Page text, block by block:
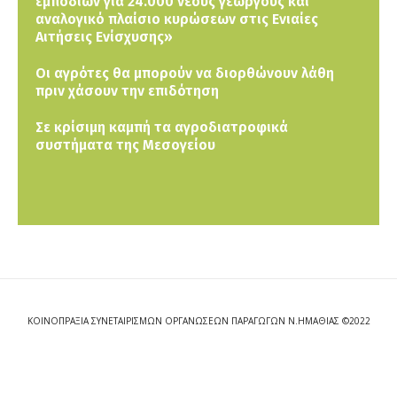
αναλογικό πλαίσιο κυρώσεων στις Ενιαίες
Αιτήσεις Ενίσχυσης»
Οι αγρότες θα μπορούν να διορθώνουν λάθη
πριν χάσουν την επιδότηση
Σε κρίσιμη καμπή τα αγροδιατροφικά
συστήματα της Μεσογείου
ΚΟΙΝΟΠΡΑΞΙΑ ΣΥΝΕΤΑΙΡΙΣΜΩΝ ΟΡΓΑΝΩΣΕΩΝ ΠΑΡΑΓΩΓΩΝ Ν.ΗΜΑΘΙΑΣ ©2022